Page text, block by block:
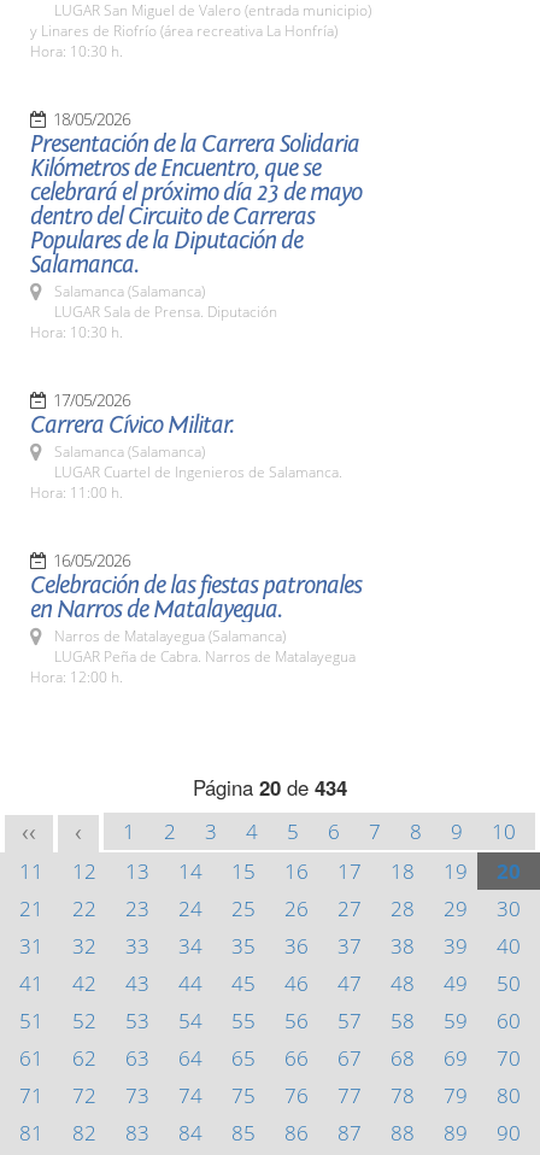
LUGAR San Miguel de Valero (entrada municipio)
y Linares de Riofrío (área recreativa La Honfría)
Hora: 10:30 h.
18/05/2026
Presentación de la Carrera Solidaria
Kilómetros de Encuentro, que se
celebrará el próximo día 23 de mayo
dentro del Circuito de Carreras
Populares de la Diputación de
Salamanca.
Salamanca (Salamanca)
LUGAR Sala de Prensa. Diputación
Hora: 10:30 h.
17/05/2026
Carrera Cívico Militar.
Salamanca (Salamanca)
LUGAR Cuartel de Ingenieros de Salamanca.
Hora: 11:00 h.
16/05/2026
Celebración de las fiestas patronales
en Narros de Matalayegua.
Narros de Matalayegua (Salamanca)
LUGAR Peña de Cabra. Narros de Matalayegua
Hora: 12:00 h.
Página 20 de 434
<< < 1 2 3 4 5 6 7 8 9
10
11
12 13 14 15 16 17 18 19
20
21
22 23 24 25 26 27 28 29
30
31
32 33 34 35 36 37 38 39
40
41
42 43 44 45 46 47 48 49
50
51
52 53 54 55 56 57 58 59
60
61
62 63 64 65 66 67 68 69
70
71
72 73 74 75 76 77 78 79
80
81
82 83 84 85 86 87 88 89
90